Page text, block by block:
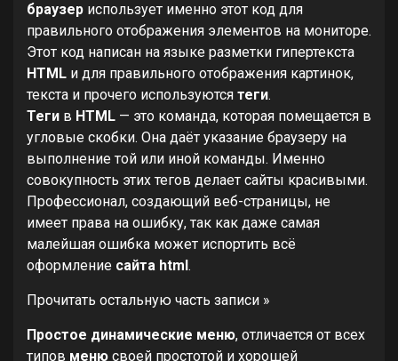
браузер использует именно этот код для
правильного отображения элементов на мониторе.
Этот код написан на языке разметки гипертекста
HTML и для правильного отображения картинок,
текста и прочего используются теги.
Теги в HTML — это команда, которая помещается в
угловые скобки. Она даёт указание браузеру на
выполнение той или иной команды. Именно
совокупность этих тегов делает сайты красивыми.
Профессионал, создающий веб-страницы, не
имеет права на ошибку, так как даже самая
малейшая ошибка может испортить всё
оформление сайта html.
Прочитать остальную часть записи »
Простое динамические меню, отличается от всех
типов меню своей простотой и хорошей